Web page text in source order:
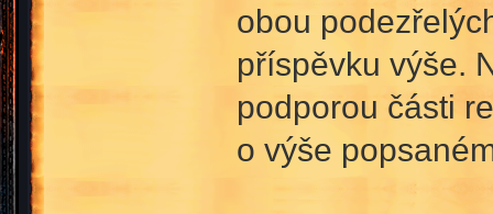
obou
příspěvku výše.
podporou části
o výše